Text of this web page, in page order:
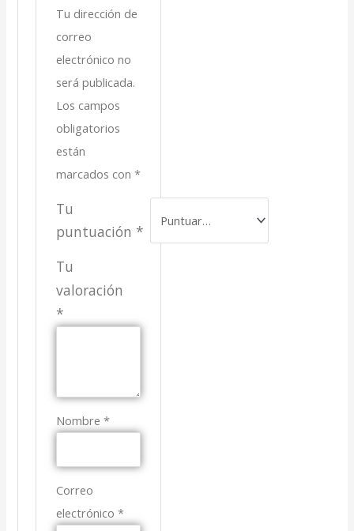
Tu dirección de
correo
electrónico no
será publicada.
Los campos
obligatorios
están
marcados con *
Tu
puntuación *
Tu
valoración
*
Nombre *
Correo
electrónico *